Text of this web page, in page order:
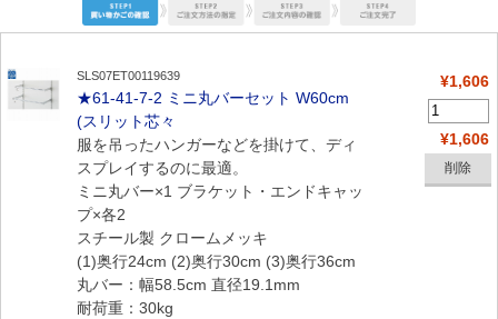
SLS07ET00119639
★61-41-7-2 ミニ丸バーセット W60cm
(スリット芯々
服を吊ったハンガーなどを掛けて、ディ
スプレイするのに最適。
ミニ丸バー×1 ブラケット・エンドキャッ
プ×各2
スチール製 クロームメッキ
(1)奥行24cm (2)奥行30cm (3)奥行36cm
丸バー：幅58.5cm 直径19.1mm
耐荷重：30kg
¥1,606
¥1,606